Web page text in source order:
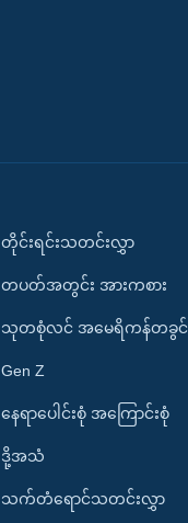
တိုင်းရင်းသတင်းလွှာ
တပတ်အတွင်း အားကစား
သုတစုံလင် အမေရိကန်တခွင်
Gen Z
နေရာပေါင်းစုံ အကြောင်းစုံ
ဒို့အသံ
သက်တံရောင်သတင်းလွှာ